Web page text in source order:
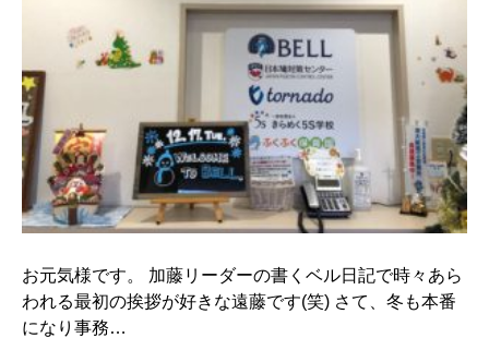
お元気様です。 加藤リーダーの書くベル日記で時々あら
われる最初の挨拶が好きな遠藤です(笑) さて、冬も本番
になり事務…